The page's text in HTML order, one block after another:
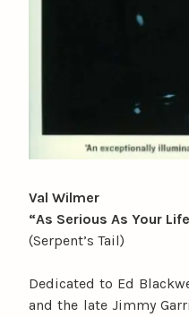
Val Wilmer
“As Serious As Your
(Serpent’s Tail)
Dedicated to Ed
and the late Jimmy